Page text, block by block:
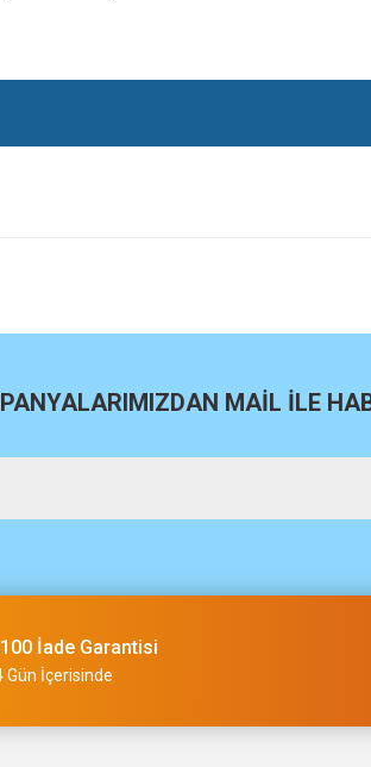
saat sürmüyor
MAİL İLE
İade Garantisi
Gün İçerisinde